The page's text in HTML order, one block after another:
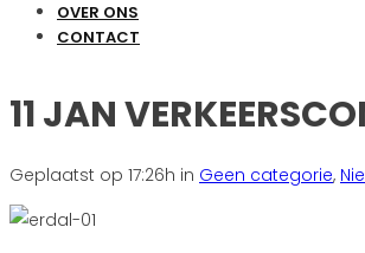
OVER ONS
CONTACT
11 JAN
Geplaatst op 17:26h in Geen categorie,